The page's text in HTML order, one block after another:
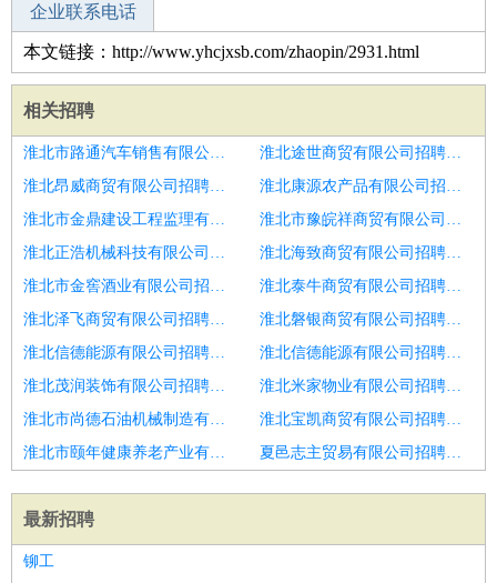
企业联系电话
本文链接：http://www.yhcjxsb.com/zhaopin/2931.html
相关招聘
淮北市路通汽车销售有限公司招聘成本会计
淮北途世商贸有限公司招聘成本会计
淮北昂威商贸有限公司招聘会计
淮北康源农产品有限公司招聘滨州市招聘会计
淮北市金鼎建设工程监理有限公司招聘会计经理主管
淮北市豫皖祥商贸有限公司招聘会计会计师
淮北正浩机械科技有限公司招聘成本会计
淮北海致商贸有限公司招聘主办会计
淮北市金窖酒业有限公司招聘核算会计经理
淮北泰牛商贸有限公司招聘潍坊市招聘会计1人
淮北泽飞商贸有限公司招聘潍坊市招聘会计3
淮北磐银商贸有限公司招聘潍坊市招聘会计1人
淮北信德能源有限公司招聘会计
淮北信德能源有限公司招聘会计
淮北茂润装饰有限公司招聘日照市招聘会计2人
淮北米家物业有限公司招聘成本会计
淮北市尚德石油机械制造有限公司招聘会计
淮北宝凯商贸有限公司招聘会计
淮北市颐年健康养老产业有限公司招聘会计
夏邑志主贸易有限公司招聘会计
最新招聘
铆工